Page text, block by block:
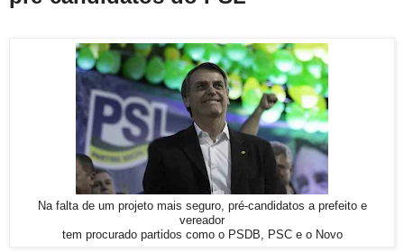
Na falta de um projeto mais seguro, pré-candidatos a prefeito e
vereador
tem procurado partidos como o PSDB, PSC e o Novo